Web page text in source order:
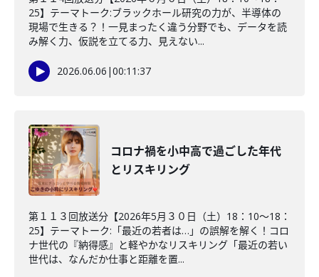
25】テーマトーク:ブラックホール研究の力が、半導体の
現場で生きる？！一見まったく違う分野でも、データを読
み解く力、仮説を立てる力、見えない...
2026.06.06 |00:11:37
コロナ禍を小中高で過ごした年代
とリスキリング
第１１３回放送分【2026年5月３０日（土）18：10～18：
25】テーマトーク:「最近の若者は…」の誤解を解く！コロ
ナ世代の『納得感』と軽やかなリスキリング「最近の若い
世代は、なんだか仕事と距離を置...